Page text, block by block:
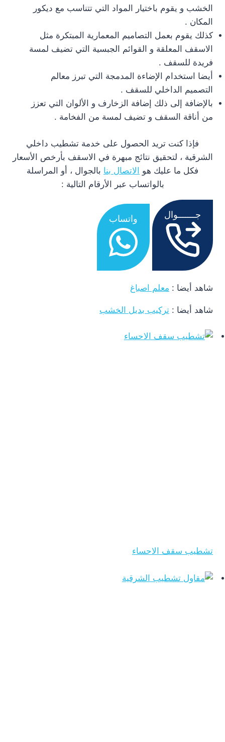
الخشب و يقوم باختيار المواد التي تتناسب مع ديكور
المكان .
كذلك يقوم بعمل التصاميم المعمارية المبتكرة مثل
الاسقف المعلقة و القوائم الجبسية التي تضيف لمسة
فريدة للسقف .
أيضا استخدام الإضاءة المدمجة التي تبرز معالم
التصميم الداخلي للسقف .
بالإضافة إلى ذلك إضافة الزخارف و الألوان التي تعزز
من أناقة السقف و تضيف لمسة من الفخامة .
فإذا كنت تريد الحصول على خدمة تشطيب داخلي
الشرقية ، لتحقيق نتائج مبهرة في الاسقف بأرخص الأسعار
فكل ما عليك هو
الاتصال بنا بالجوال ، أو المراسلة
بالواتساب عبر الأرقام التالية :
جـــــــوال واتساب
شاهد أيضا : معلم اصباغ
شاهد أيضا : تركيب بديل الخشب
تشطيب سقف الاحساء